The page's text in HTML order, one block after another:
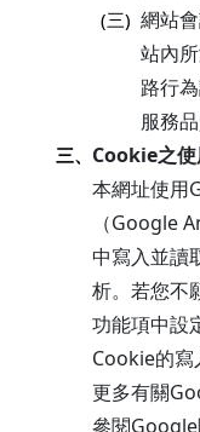
(三) 網站
站內
路行
服務
三、 Cookie之使
本網址使用
（Google
中寫入並讀
析。若您不
功能項中設
Cookie的寫
更多有關
參閱Google